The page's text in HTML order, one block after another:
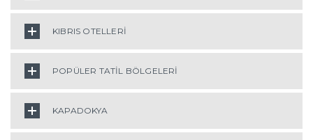
KIBRIS OTELLERİ
POPÜLER TATİL BÖLGELERİ
KAPADOKYA